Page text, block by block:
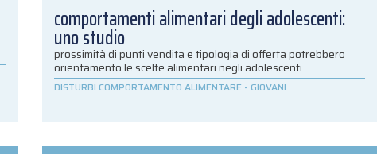
comportamenti alimentari degli adolescenti:
uno studio
prossimità di punti vendita e tipologia di offerta potrebbero
orientamento le scelte alimentari negli adolescenti
DISTURBI COMPORTAMENTO ALIMENTARE - GIOVANI